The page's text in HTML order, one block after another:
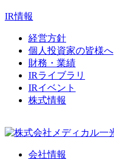
IR情報
経営方針
個人投資家の皆様へ
財務・業績
IRライブラリ
IRイベント
株式情報
会社情報